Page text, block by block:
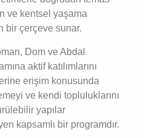
ve kentsel yaşama
bir çerçeve sunar.
Dom ve Abdal
aktif katılımlarını
erişim konusunda
ve kendi topluluklarını
yapılar
kapsamlı bir programdır.